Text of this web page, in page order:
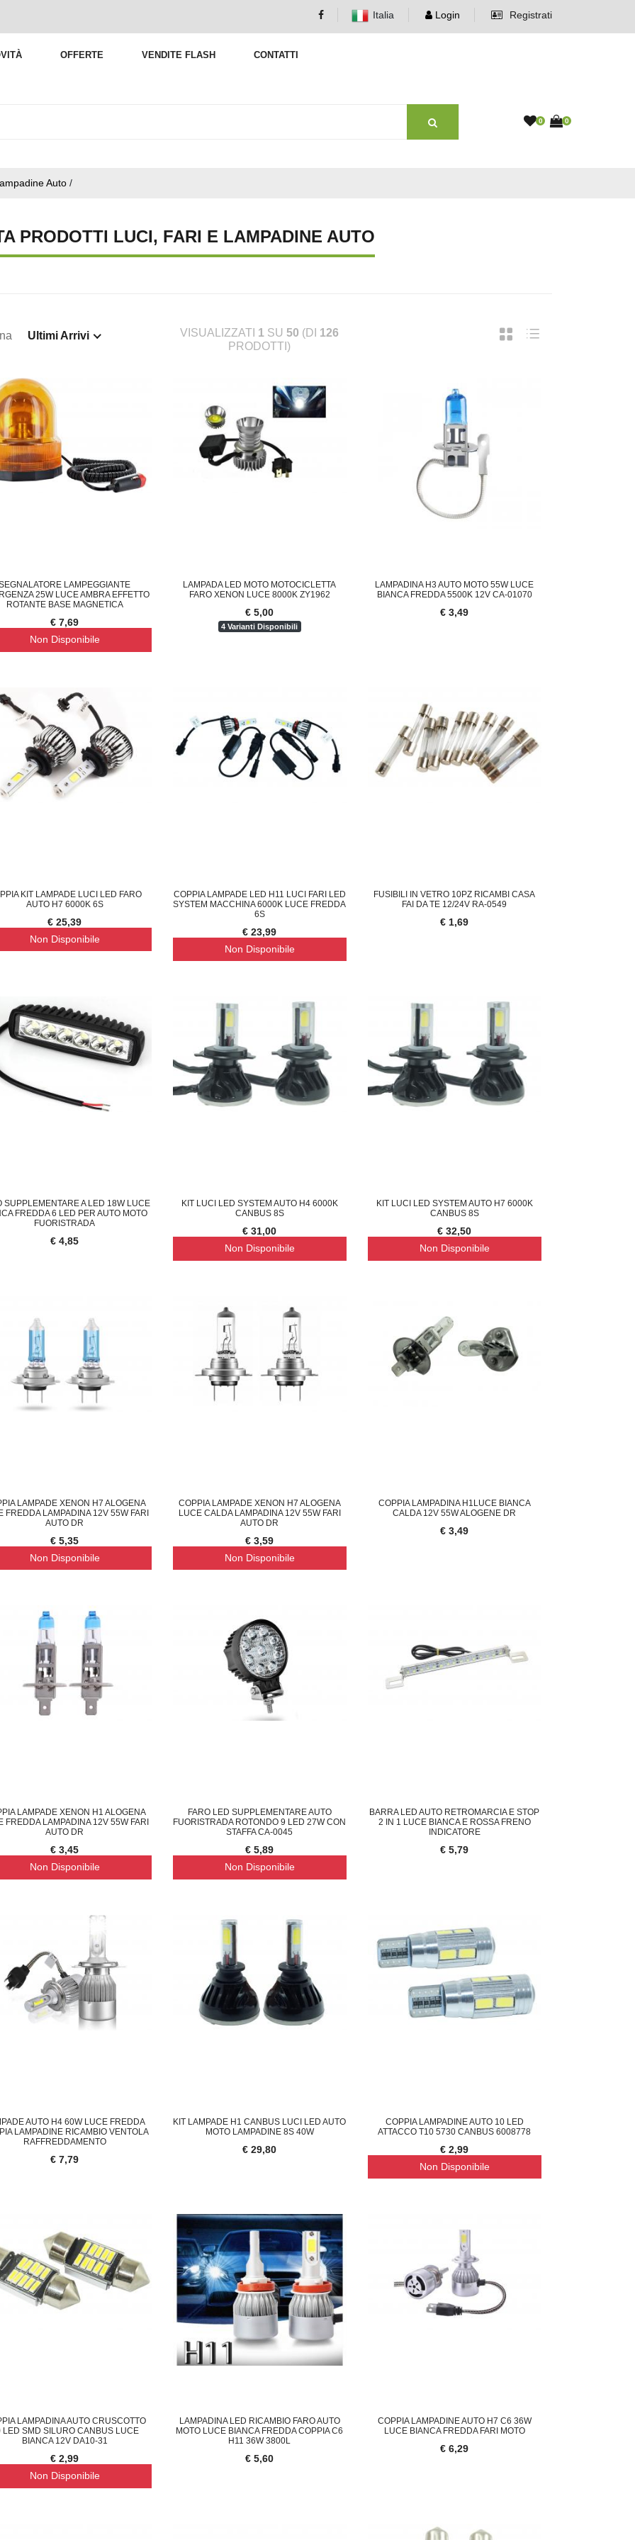
Italia Login Registrati
OFFERTE VENDITE FLASH CONTATTI
0 0
Auto /
PRODOTTI LUCI, FARI E LAMPADINE AUTO
Ultimi Arrivi VISUALIZZATI 1 SU50 (DI 126
PRODOTTI)
LAMPEGGIANTE
25W LUCE AMBRA EFFETTO
ROTANTE BASE MAGNETICA
€ 7,69
Non Disponibile
LAMPADA LED MOTO MOTOCICLETTA
FARO XENON LUCE 8000K ZY1962
€ 5,00
4 Varianti Disponibili
LAMPADINA H3 AUTO MOTO 55W LUCE
BIANCA FREDDA 5500K 12V CA-01070
€ 3,49
KIT LAMPADE LUCI LED FARO
AUTO H7 6000K 6S
€ 25,39
Non Disponibile
COPPIA LAMPADE LED H11 LUCI FARI LED
SYSTEM MACCHINA 6000K LUCE FREDDA
6S
€ 23,99
Non Disponibile
FUSIBILI IN VETRO 10PZ RICAMBI CASA
FAI DA TE 12/24V RA-0549
€ 1,69
SUPPLEMENTARE A LED 18W LUCE
FREDDA 6 LED PER AUTO MOTO
FUORISTRADA
€ 4,85
KIT LUCI LED SYSTEM AUTO H4 6000K
CANBUS 8S
€ 31,00
Non Disponibile
KIT LUCI LED SYSTEM AUTO H7 6000K
CANBUS 8S
€ 32,50
Non Disponibile
LAMPADE XENON H7 ALOGENA
FREDDA LAMPADINA 12V 55W FARI
AUTO DR
€ 5,35
Non Disponibile
COPPIA LAMPADE XENON H7 ALOGENA
LUCE CALDA LAMPADINA 12V 55W FARI
AUTO DR
€ 3,59
Non Disponibile
COPPIA LAMPADINA H1LUCE BIANCA
CALDA 12V 55W ALOGENE DR
€ 3,49
LAMPADE XENON H1 ALOGENA
FREDDA LAMPADINA 12V 55W FARI
AUTO DR
€ 3,45
Non Disponibile
FARO LED SUPPLEMENTARE AUTO
FUORISTRADA ROTONDO 9 LED 27W CON
STAFFA CA-0045
€ 5,89
Non Disponibile
BARRA LED AUTO RETROMARCIA E STOP
2 IN 1 LUCE BIANCA E ROSSA FRENO
INDICATORE
€ 5,79
AUTO H4 60W LUCE FREDDA
LAMPADINE RICAMBIO VENTOLA
RAFFREDDAMENTO
€ 7,79
KIT LAMPADE H1 CANBUS LUCI LED AUTO
MOTO LAMPADINE 8S 40W
€ 29,80
COPPIA LAMPADINE AUTO 10 LED
ATTACCO T10 5730 CANBUS 6008778
€ 2,99
Non Disponibile
LAMPADINA AUTO CRUSCOTTO
LED SMD SILURO CANBUS LUCE
BIANCA 12V DA10-31
€ 2,99
Non Disponibile
LAMPADINA LED RICAMBIO FARO AUTO
MOTO LUCE BIANCA FREDDA COPPIA C6
H11 36W 3800L
€ 5,60
COPPIA LAMPADINE AUTO H7 C6 36W
LUCE BIANCA FREDDA FARI MOTO
€ 6,29